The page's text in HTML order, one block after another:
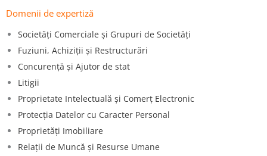
Domenii de expertiză
Societăţi Comerciale şi Grupuri de Societăţi
Fuziuni, Achiziţii şi Restructurări
Concurenţă şi Ajutor de stat
Litigii
Proprietate Intelectuală şi Comerţ Electronic
Protecţia Datelor cu Caracter Personal
Proprietăţi Imobiliare
Relaţii de Muncă şi Resurse Umane